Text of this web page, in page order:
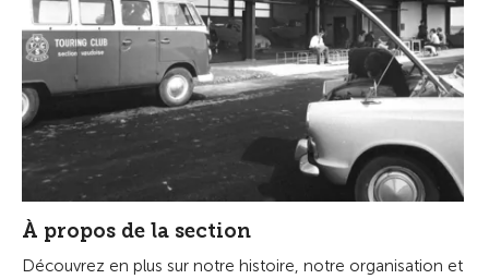
À propos de la section
Découvrez en plus sur notre histoire, notre organisation et